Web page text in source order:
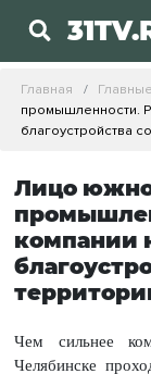
Главная
промышленности.
благоустройства
Лицо
компании
Чем сильнее
Челябинске